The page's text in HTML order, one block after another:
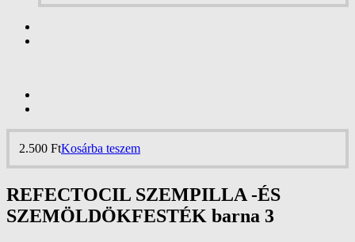
2.500 FtKosárba teszem
REFECTOCIL SZEMPILLA -ÉS
SZEMÖLDÖKFESTÉK barna 3